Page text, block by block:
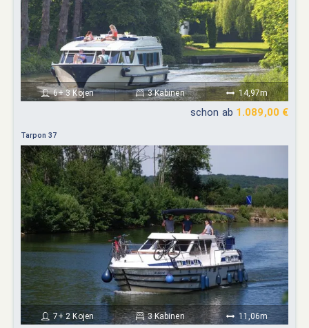
6+ 3 Kojen 3 Kabinen 14,97m
schon ab 1.089,00 €
Tarpon 37
7+ 2 Kojen 3 Kabinen 11,06m